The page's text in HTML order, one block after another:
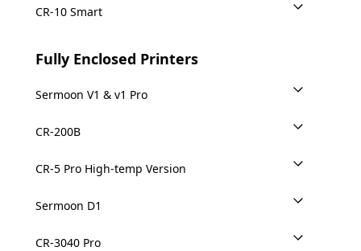
CR-10 Smart
Fully Enclosed Printers
Sermoon V1 & v1 Pro
CR-200B
CR-5 Pro High-temp Version
Sermoon D1
CR-3040 Pro